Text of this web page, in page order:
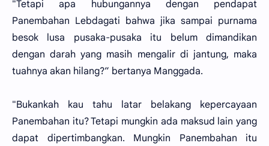
"Tetapi apa hubungannya dengan pendapat
Panembahan Lebdagati bahwa jika sampai purnama
besok lusa pusaka-pusaka itu belum dimandikan
dengan darah yang masih mengalir di jantung, maka
tuahnya akan hilang?” bertanya Manggada.
"Bukankah kau tahu latar belakang kepercayaan
Panembahan itu? Tetapi mungkin ada maksud lain yang
dapat dipertimbangkan. Mungkin Panembahan itu